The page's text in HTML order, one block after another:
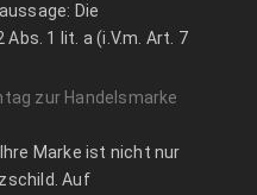
Die
1 lit. a (i.V.m. Art. 7
zur Handelsmarke
Marke ist nicht nur
Auf